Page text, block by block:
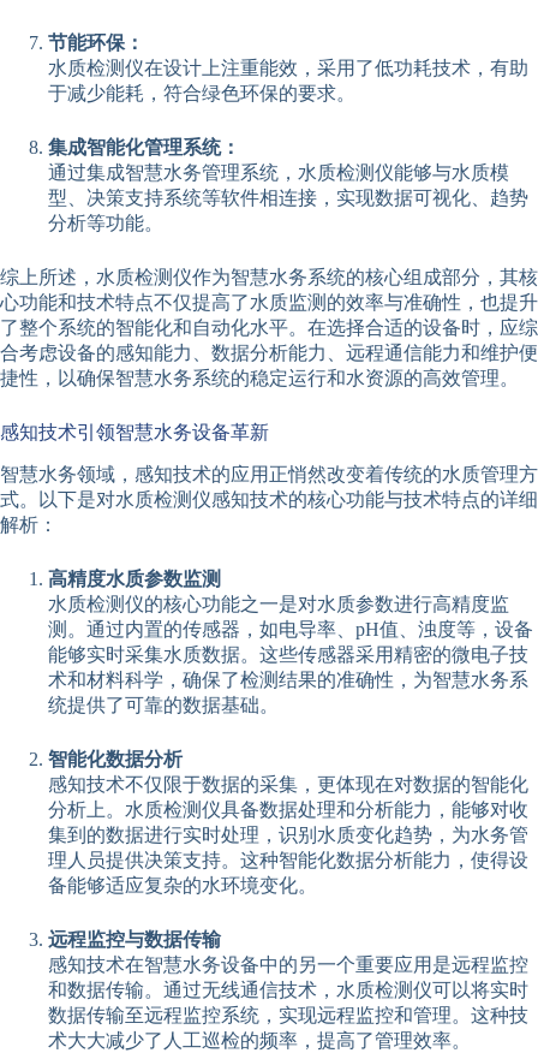
节能环保：
水质检测仪在设计上注重能效，采用了低功耗技术，有助
于减少能耗，符合绿色环保的要求。
集成智能化管理系统：
通过集成智慧水务管理系统，水质检测仪能够与水质模
型、决策支持系统等软件相连接，实现数据可视化、趋势
分析等功能。
综上所述，水质检测仪作为智慧水务系统的核心组成部分，其核
心功能和技术特点不仅提高了水质监测的效率与准确性，也提升
了整个系统的智能化和自动化水平。在选择合适的设备时，应综
合考虑设备的感知能力、数据分析能力、远程通信能力和维护便
捷性，以确保智慧水务系统的稳定运行和水资源的高效管理。
感知技术引领智慧水务设备革新
智慧水务领域，感知技术的应用正悄然改变着传统的水质管理方
式。以下是对水质检测仪感知技术的核心功能与技术特点的详细
解析：
高精度水质参数监测
水质检测仪的核心功能之一是对水质参数进行高精度监
测。通过内置的传感器，如电导率、pH值、浊度等，设备
能够实时采集水质数据。这些传感器采用精密的微电子技
术和材料科学，确保了检测结果的准确性，为智慧水务系
统提供了可靠的数据基础。
智能化数据分析
感知技术不仅限于数据的采集，更体现在对数据的智能化
分析上。水质检测仪具备数据处理和分析能力，能够对收
集到的数据进行实时处理，识别水质变化趋势，为水务管
理人员提供决策支持。这种智能化数据分析能力，使得设
备能够适应复杂的水环境变化。
远程监控与数据传输
感知技术在智慧水务设备中的另一个重要应用是远程监控
和数据传输。通过无线通信技术，水质检测仪可以将实时
数据传输至远程监控系统，实现远程监控和管理。这种技
术大大减少了人工巡检的频率，提高了管理效率。